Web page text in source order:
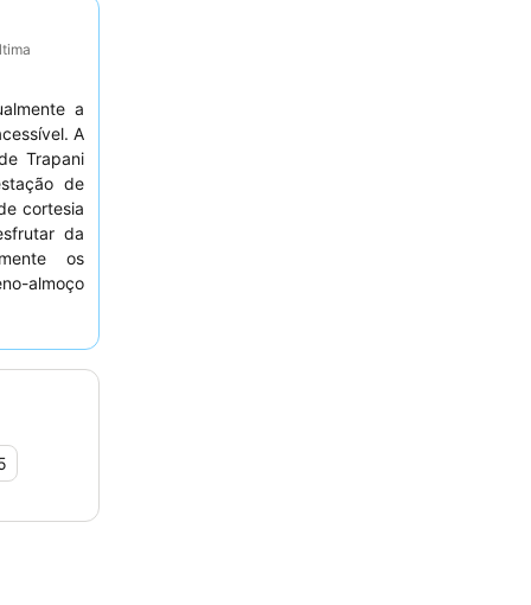
a
A
Trapani
de
cortesia
da
os
almoço
um